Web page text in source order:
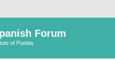
Forum
of Puebla